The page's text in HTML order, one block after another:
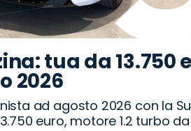
tua da 13.750
2026
ad agosto 2026 con la
euro, motore 1.2 turbo da